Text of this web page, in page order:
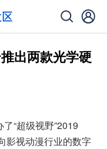
出两款光学硬
“超级视野”2019
影视动漫行业的数字